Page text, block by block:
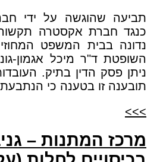
תביעה שהוגשה על ידי
כנגד חברת אקסטרה
נדונה בבית המשפט
ניתן פסק הדין בתיק.
תובענה זו בטענה כי
>>>
מרכז המתנות –